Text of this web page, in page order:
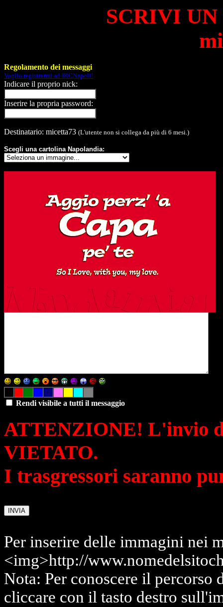
SCRIVI
Regolamento dei messaggi
Voglio registrarmi ad IRCNapoli!
Indicare il proprio nick:
Inserire la propria password:
Destinatario: micetta73 (L'utente non si collega da più di 6 mesi.)
Scegli una cartolina Napolandia:
Rendi visibile a tutti il messaggio
ATTENZIONE! L'invio
VIETATO.
I trasgressori saranno
Per inserire delle immagini nei
<img>http://
Nota: Per conoscere il percorso
cliccare con il tasto destro